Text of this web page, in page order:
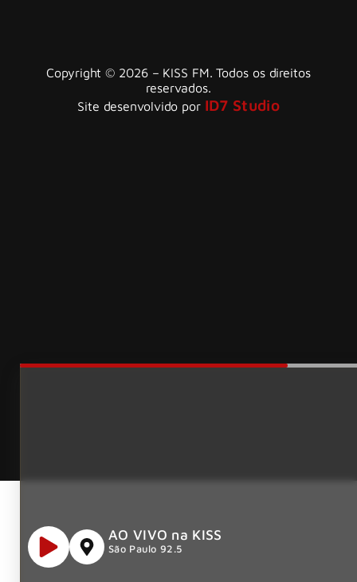
Copyright © 2026 – KISS FM. Todos os direitos
reservados.
Site desenvolvido por ID7 Studio
AO VIVO na KISS
São Paulo 92.5